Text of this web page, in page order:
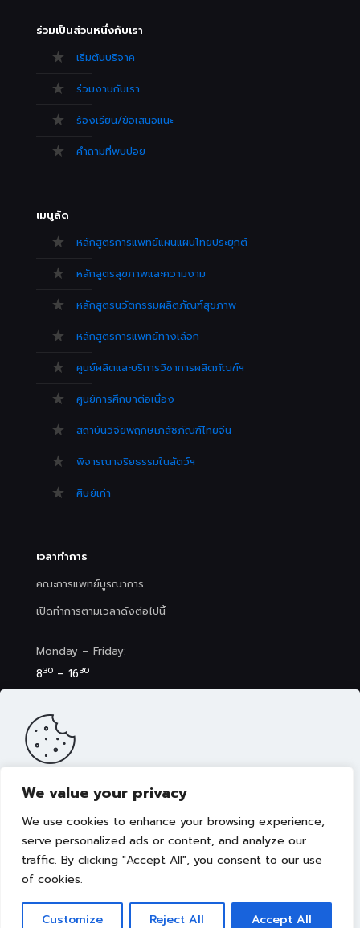
We value your privacy
We use cookies to enhance your browsing experience,
serve personalized ads or content, and analyze our
traffic. By clicking "Accept All", you consent to our use
of cookies.
Customize Reject All Accept All
ร่วมเป็นส่วนหนึ่งกับเรา
เริ่มต้นบริจาค
ร่วมงานกับเรา
ร้องเรียน/ข้อเสนอแนะ
คำถามที่พบบ่อย
เมนูลัด
หลักสูตรการแพทย์แผนแผนไทยประยุกต์
หลักสูตรสุขภาพและความงาม
หลักสูตรนวัตกรรมผลิตภัณฑ์สุขภาพ
หลักสูตรการแพทย์ทางเลือก
ศูนย์ผลิตและบริการวิชาการผลิตภัณฑ์ฯ
ศูนย์การศึกษาต่อเนื่อง
สถาบันวิจัยพฤกษเภสัชภัณฑ์ไทยจีน
พิจารณาจริยธรรมในสัตว์ฯ
ศิษย์เก่า
เวลาทำการ
คณะการแพทย์บูรณาการ
เปิดทำการตามเวลาดังต่อไปนี้
Monday – Friday:
830 – 1630
8 30– 17
Copyright © 2022 คณะการแพทย์บูรณาการ มหาวิทยาลัย
เว็บไซต์นี้มีการจัดเก็บคุกกี้เพื่อมอบประสบการณ์การใช้งานเว็บไซต์ของ
ขาย เลือกเนื้อหาที่เหมาะสมให้กับคุณอย่างเป็นส่วนตัว ท่านสามารถศึกษา
นโยบายการใช้คุกกี้ (Cookies Policy)ได้ที่ลิงค์นี้ การใช้งานเว็บไซต์นี้
เป็นการยอมรับข้อกำหนดและยินยอมให้เราจัดเก็บคุ้กกี้ตามนโยบายที่แจ้ง
ในเบื้องต้น
ยอมรับ